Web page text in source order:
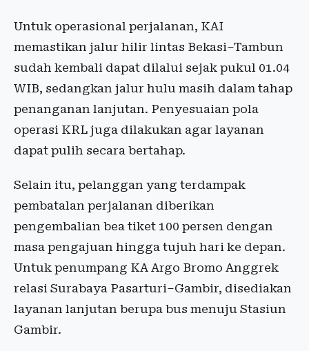
Untuk operasional perjalanan, KAI
memastikan jalur hilir lintas Bekasi–Tambun
sudah kembali dapat dilalui sejak pukul 01.04
WIB, sedangkan jalur hulu masih dalam tahap
penanganan lanjutan. Penyesuaian pola
operasi KRL juga dilakukan agar layanan
dapat pulih secara bertahap.
Selain itu, pelanggan yang terdampak
pembatalan perjalanan diberikan
pengembalian bea tiket 100 persen dengan
masa pengajuan hingga tujuh hari ke depan.
Untuk penumpang KA Argo Bromo Anggrek
relasi Surabaya Pasarturi–Gambir, disediakan
layanan lanjutan berupa bus menuju Stasiun
Gambir.